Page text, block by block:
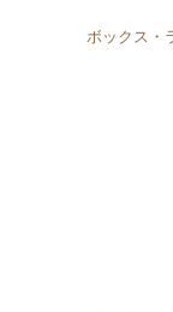
ボックス・